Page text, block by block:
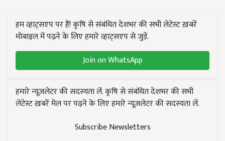
हम व्हाट्सएप पर हैं! कृषि से संबंधित देशभर की सभी लेटेस्ट ख़बरें
मोबाइल में पढ़ने के लिए हमारे व्हाट्सएप से जुड़ें.
Join on WhatsApp
हमारे न्यूज़लेटर की सदस्यता लें. कृषि से संबंधित देशभर की सभी
लेटेस्ट ख़बरें मेल पर पढ़ने के लिए हमारे न्यूज़लेटर की सदस्यता लें.
Subscribe Newsletters